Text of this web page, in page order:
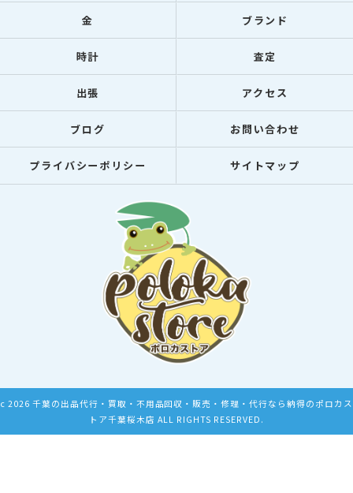
金 ブランド
時計 査定
出張 アクセス
ブログ お問い合わせ
プライバシーポリシー サイトマップ
c 2026 千葉の出品代行・買取・不用品回収・販売・修理・代行なら納得のポロカス
トア千葉桜木店 ALL RIGHTS RESERVED.